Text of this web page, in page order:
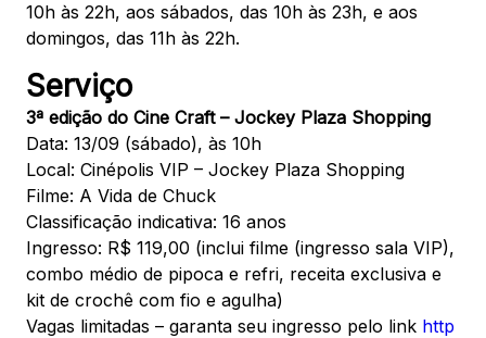
10h às 22h, aos sábados, das 10h às 23h, e aos
domingos, das 11h às 22h.
Serviço
3ª edição do Cine Craft – Jockey Plaza Shopping
Data: 13/09 (sábado), às 10h
Local: Cinépolis VIP – Jockey Plaza Shopping
Filme: A Vida de Chuck
Classificação indicativa: 16 anos
Ingresso: R$ 119,00 (inclui filme (ingresso sala VIP),
combo médio de pipoca e refri, receita exclusiva e
kit de crochê com fio e agulha)
Vagas limitadas – garanta seu ingresso pelo link http